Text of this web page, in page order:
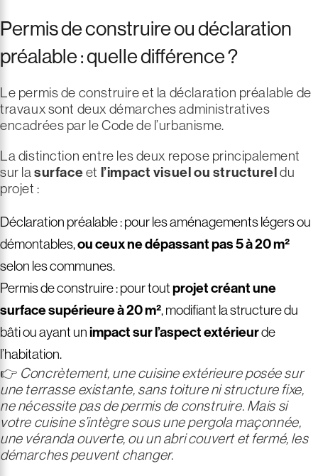
Permis de construire ou déclaration
préalable : quelle différence ?
Le permis de construire et la déclaration préalable de
travaux sont deux démarches administratives
encadrées par le Code de l’urbanisme.
La distinction entre les deux repose principalement
sur lasurfaceet l’impact visuel ou structureldu
projet :
Déclaration préalable : pour les aménagements légers ou
démontables,ou ceux ne dépassant pas5 à 20 m²
selon les communes.
Permis de construire : pour toutprojet créant une
surface supérieure à20 m², modifiant la structure du
bâti ou ayant unimpact sur l’aspect extérieurde
l’habitation.
👉 Concrètement, une cuisine extérieure posée sur
une terrasse existante, sans toiture ni structure fixe,
ne nécessite pas de permis de construire. Mais si
votre cuisine s’intègre sous une pergola maçonnée,
une véranda ouverte, ou un abri couvert et fermé, les
démarches peuvent changer.